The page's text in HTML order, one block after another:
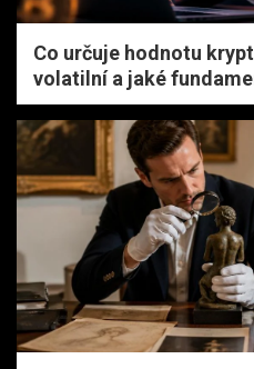
Co určuje hodnotu
volatilní a jaké